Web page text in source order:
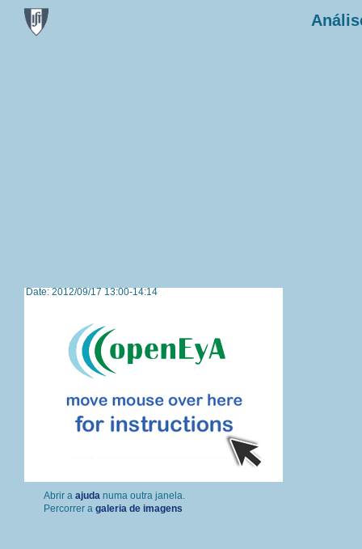
Date: 2012/09/17 13:00-14:14
Percorrer a galeria de imagens